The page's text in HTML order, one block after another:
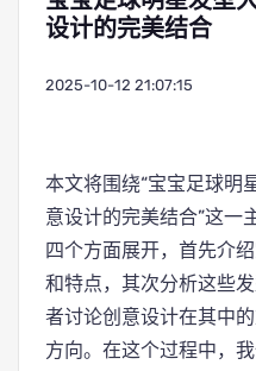
设计的完美结合
2025-10-12 21:07:15
本文将围绕“宝宝足球明
意设计的完美结合”这一
四个方面展开，首先介
和特点，其次分析这些
者讨论创意设计在其中
方向。在这个过程中，